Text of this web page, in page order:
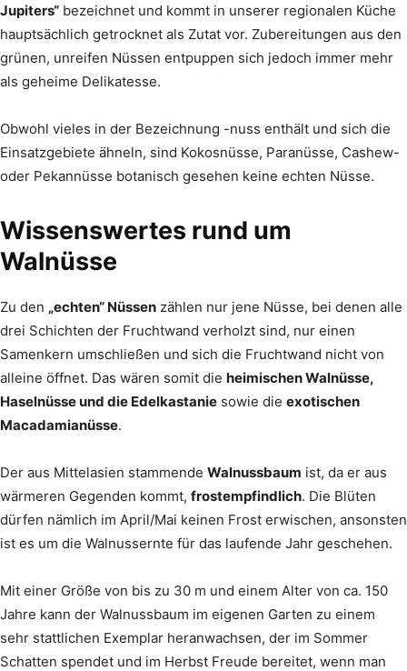
Jupiters“ bezeichnet und kommt in unserer regionalen Küche
hauptsächlich getrocknet als Zutat vor. Zube­reitungen aus den
grünen, un­reifen Nüssen entpuppen sich jedoch immer mehr
als geheime Delikatesse.
Obwohl vieles in der Bezeichnung -nuss enthält und sich die
Einsatzgebiete ähneln, sind Kokosnüsse, Paranüsse, Cashew-
oder Pekannüsse botanisch gesehen keine echten Nüsse.
Wissenswertes rund um
Walnüsse
Zu den „echten“ Nüssen zählen nur jene Nüsse, bei denen alle
drei Schichten der Fruchtwand verholzt sind, nur einen
Samenkern umschließen und sich die Fruchtwand nicht von
alleine öffnet. Das wären somit die heimischen Walnüsse,
Haselnüsse und die Edelkastanie sowie die exotischen
Macadamianüsse.
Der aus Mittelasien stammende Walnussbaum ist, da er aus
wärmeren Gegenden kommt, frostempfindlich. Die Blüten
dürfen nämlich im April/Mai keinen Frost erwischen, ansonsten
ist es um die Walnussernte für das laufende Jahr geschehen.
Mit einer Größe von bis zu 30 m und einem Alter von ca. 150
Jahre kann der Walnussbaum im eigenen Garten zu einem
sehr stattlichen Exemplar heranwachsen, der im Sommer
Schatten spendet und im Herbst Freude bereitet, wenn man